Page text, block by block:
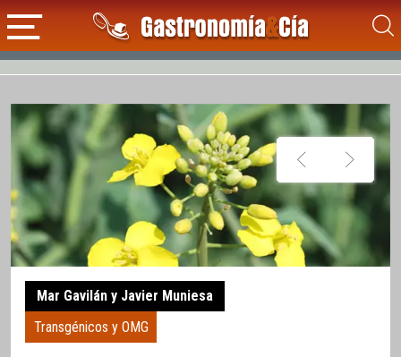
Mar Gavilán y Javier Muniesa
Transgénicos y OMG